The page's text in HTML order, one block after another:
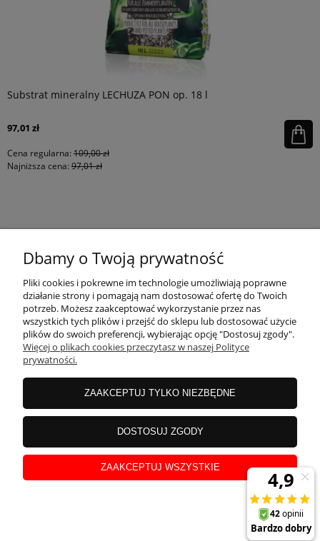
Substrat mineralny LECHUZA PON op. 18 l
97,01 zł
Cena regularna: 109,00 zł
Najniższa cena: 97,01 zł
MOJE KONTO
PŁATNOŚCI I DOSTAWA
INFORMACJE
INSTRUKCJE
O NAS
Dbamy o Twoją prywatność
Pliki cookies i pokrewne im technologie umożliwiają poprawne
działanie strony i pomagają nam dostosować ofertę do Twoich
potrzeb. Możesz zaakceptować wykorzystanie przez nas
wszystkich tych plików i przejść do sklepu lub dostosować użycie
plików do swoich preferencji, wybierając opcję "Dostosuj zgody".
Więcej o plikach cookies przeczytasz w naszej Polityce
prywatności.
ZAAKCEPTUJ TYLKO NIEZBĘDNE
DOSTOSUJ ZGODY
ZAAKCEPTUJ WSZYSTKIE